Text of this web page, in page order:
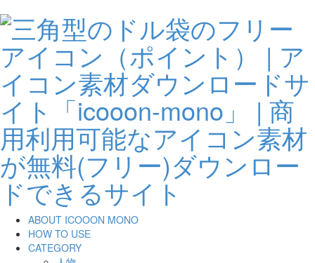
ABOUT ICOOON MONO
HOW TO USE
CATEGORY